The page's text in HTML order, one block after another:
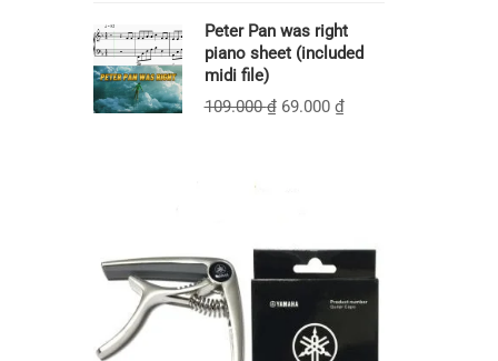
Peter Pan was right
piano sheet (included
midi file)
109.000₫ 69.000 ₫